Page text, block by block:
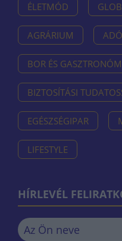
ÉLETMÓD
AGRÁRIUM
BOR ÉS
BIZTOSÍTÁSI
EGÉSZSÉGIPAR
LIFESTYLE
HÍRLEVÉL